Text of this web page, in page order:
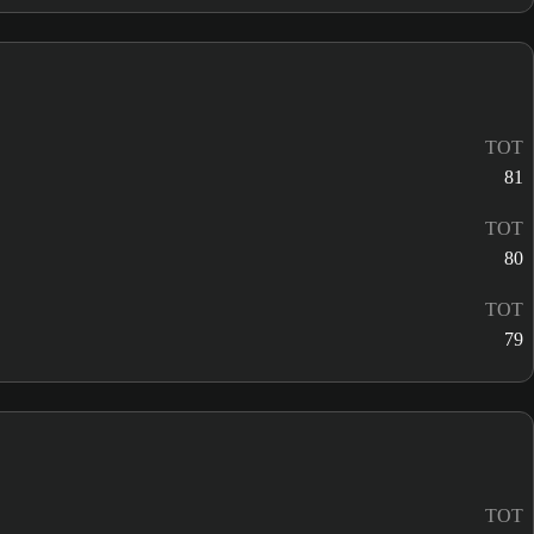
TOT
81
TOT
80
TOT
79
TOT